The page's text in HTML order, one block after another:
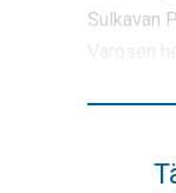
Sulkavan
Varosen